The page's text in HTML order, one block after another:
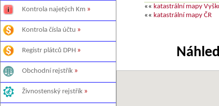
Kontrola najetých Km »
Kontrola čísla účtu »
Registr plátců DPH »
Obchodní rejstřík »
Živnostenský rejstřík »
«« katastrální mapy
«« katastrální mapy ČR